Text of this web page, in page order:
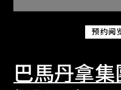
预约阅
巴馬丹拿集
关于M+藏品
探索世界顶级的
文化藏品。